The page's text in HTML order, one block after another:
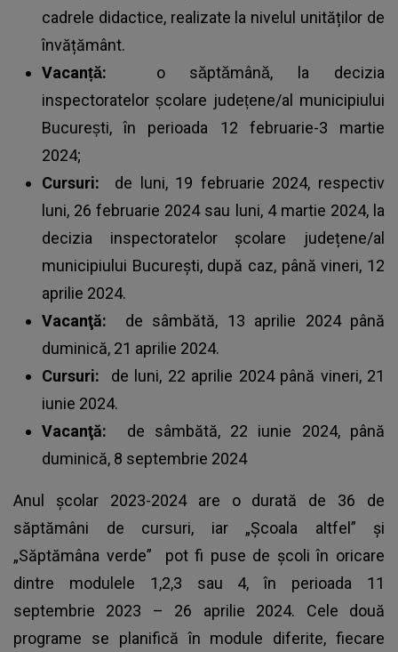
cadrele didactice, realizate la nivelul unităților de
învățământ.
Vacanță: o săptămână, la decizia
inspectoratelor școlare județene/al municipiului
București, în perioada 12 februarie-3 martie
2024;
Cursuri: de luni, 19 februarie 2024, respectiv
luni, 26 februarie 2024 sau luni, 4 martie 2024, la
decizia inspectoratelor școlare județene/al
municipiului București, după caz, până vineri, 12
aprilie 2024.
Vacanţă: de sâmbătă, 13 aprilie 2024 până
duminică, 21 aprilie 2024.
Cursuri: de luni, 22 aprilie 2024 până vineri, 21
iunie 2024.
Vacanţă: de sâmbătă, 22 iunie 2024, până
duminică, 8 septembrie 2024
Anul școlar 2023-2024 are o durată de 36 de
săptămâni de cursuri, iar „Școala altfel” și
„Săptămâna verde” pot fi puse de școli în oricare
dintre modulele 1,2,3 sau 4, în perioada 11
septembrie 2023 – 26 aprilie 2024. Cele două
programe se planifică în module diferite, fiecare